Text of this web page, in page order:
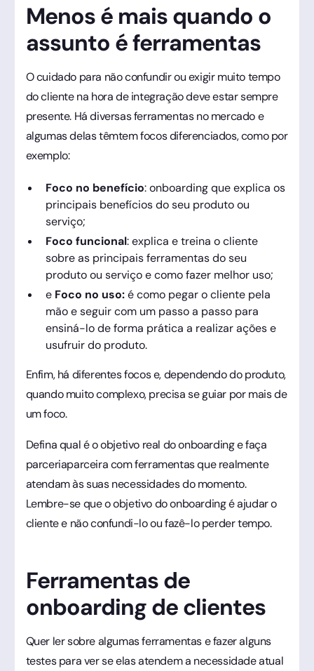
Menos é mais quando o
assunto é ferramentas
O cuidado para não confundir ou exigir muito tempo
do cliente na hora de integração deve estar sempre
presente. Há diversas ferramentas no mercado e
algumas delas têmtem focos diferenciados, como por
exemplo:
Foco no benefício: onboarding que explica os
principais benefícios do seu produto ou
serviço;
Foco funcional: explica e treina o cliente
sobre as principais ferramentas do seu
produto ou serviço e como fazer melhor uso;
e Foco no uso:é como pegar o cliente pela
mão e seguir com um passo a passo para
ensiná-lo de forma prática a realizar ações e
usufruir do produto.
Enfim, há diferentes focos e, dependendo do produto,
quando muito complexo, precisa se guiar por mais de
um foco.
Defina qual é o objetivo real do onboarding e faça
parceriaparceira com ferramentas que realmente
atendam às suas necessidades do momento.
Lembre-se que o objetivo do onboarding é ajudar o
cliente e não confundi-lo ou fazê-lo perder tempo.
Ferramentas de
onboarding de clientes
Quer ler sobre algumas ferramentas e fazer alguns
testes para ver se elas atendem a necessidade atual